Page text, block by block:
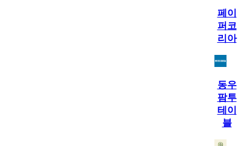
페이
퍼코
리아
동우
팜투
테이
블